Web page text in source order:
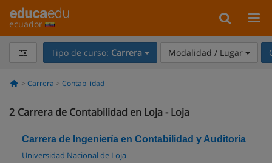
ecuador
Tipo de curso: Carrera Modalidad / Lugar
Carrera Contabilidad
2 Carrera de Contabilidad en Loja - Loja
Carrera de Ingeniería en Contabilidad y Auditoría
Universidad Nacional de Loja